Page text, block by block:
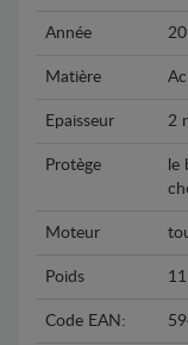
Année
Matière
Epaisseur 2
Protège
le
Moteur
Poids
Code EAN: